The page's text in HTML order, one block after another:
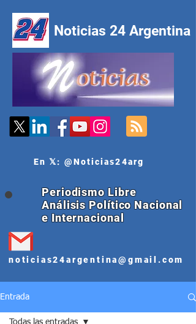
Noticias 24 Argentina
En 𝕏: @Noticias24arg
Periodismo Libre
Análisis Político Nacional
e Internacional
noticias24argentina@gmail.com
Entrada
Todas las entradas